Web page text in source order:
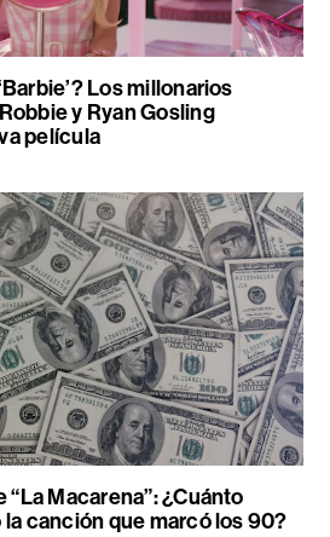
Los millonarios
y Ryan Gosling
película
Macarena”: ¿Cuánto
canción que marcó los 90?